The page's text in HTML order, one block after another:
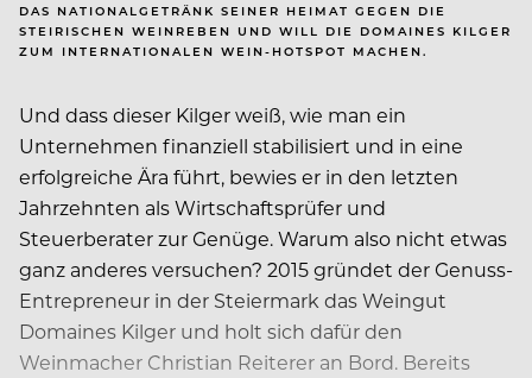
DAS NATIONALGETRÄNK SEINER HEIMAT GEGEN DIE
STEIRISCHEN WEINREBEN UND WILL DIE DOMAINES KILGER
ZUM INTERNATIONALEN WEIN-HOTSPOT MACHEN.
Und dass dieser Kilger weiß, wie man ein
Unternehmen finanziell stabilisiert und in eine
erfolgreiche Ära führt, bewies er in den letzten
Jahrzehnten als Wirtschaftsprüfer und
Steuerberater zur Genüge. Warum also nicht etwas
ganz anderes versuchen? 2015 gründet der Genuss-
Entrepreneur in der Steiermark das Weingut
Domaines Kilger und holt sich dafür den
Weinmacher Christian Reiterer an Bord. Bereits